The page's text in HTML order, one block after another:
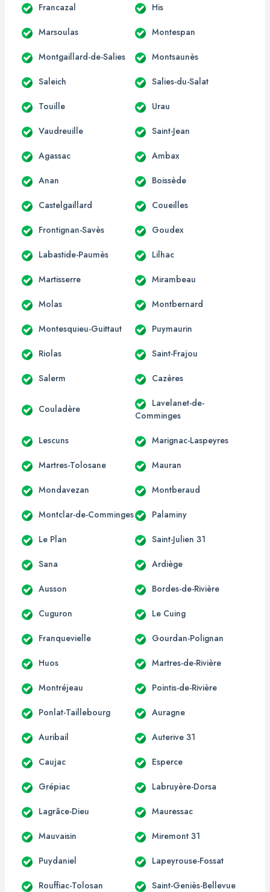
Francazal His
Marsoulas Montespan
Montgaillard-de-Salies Montsaunès
Saleich Salies-du-Salat
Touille Urau
Vaudreuille Saint-Jean
Agassac Ambax
Anan Boissède
Castelgaillard Coueilles
Frontignan-Savès Goudex
Labastide-Paumès Lilhac
Martisserre Mirambeau
Molas Montbernard
Montesquieu-Guittaut Puymaurin
Riolas Saint-Frajou
Salerm Cazères
Couladère
Lavelanet-de-
Comminges
Lescuns Marignac-Laspeyres
Martres-Tolosane Mauran
Mondavezan Montberaud
Montclar-de-Comminges Palaminy
Le Plan Saint-Julien 31
Sana Ardiège
Ausson Bordes-de-Rivière
Cuguron Le Cuing
Franquevielle Gourdan-Polignan
Huos Martres-de-Rivière
Montréjeau Pointis-de-Rivière
Ponlat-Taillebourg Auragne
Auribail Auterive 31
Caujac Esperce
Grépiac Labruyère-Dorsa
Lagrâce-Dieu Mauressac
Mauvaisin Miremont 31
Puydaniel Lapeyrouse-Fossat
Rouffiac-Tolosan Saint-Geniès-Bellevue